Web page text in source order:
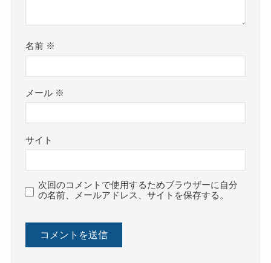
名前 ※
メール ※
サイト
次回のコメントで使用するためブラウザーに自分
の名前、メールアドレス、サイトを保存する。